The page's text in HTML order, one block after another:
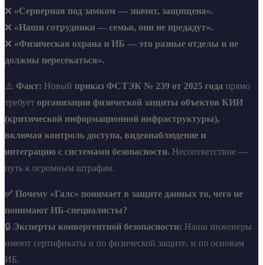
❌ «Серверная под замком — значит, защищена».
❌ «Наши сотрудники — семья, они не предадут».
❌ «Физическая охрана и ИБ — это разные отделы и не
должны пересекаться».
⚠️ Факт: Новый приказ ФСТЭК № 239 от 2025 года прямо
требует организации физической защиты объектов КИИ
(критической информационной инфраструктуры),
включая контроль доступа, видеонаблюдение и
интеграцию с системами безопасности. Несоответствие —
путь к огромным штрафам.
✅ Почему «Галс» понимает в защите данных то, чего не
понимают ИБ-специалисты?
🔒 Эксперты конвергентной безопасности: Наши инженеры
имеют сертификаты и по физической защите, и по основам
ИБ.